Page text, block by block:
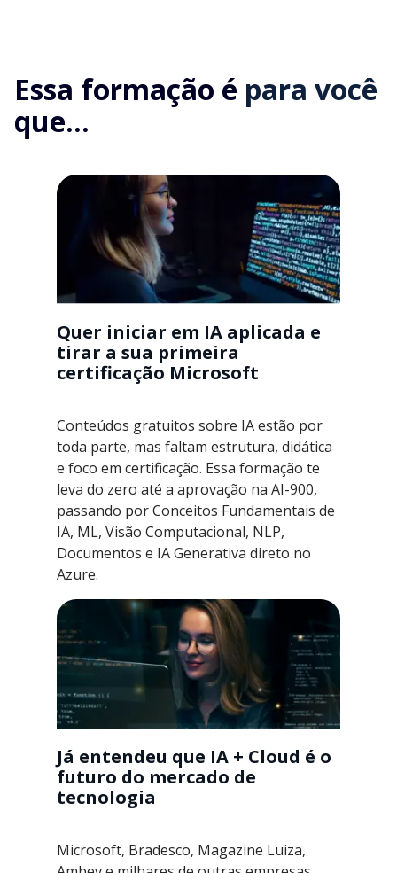
Essa formação é para você
que...
Quer iniciar em IA aplicada e
tirar a sua primeira
certificação Microsoft
Conteúdos gratuitos sobre IA estão por
toda parte, mas faltam estrutura, didática
e foco em certificação. Essa formação te
leva do zero até a aprovação na AI-900,
passando por Conceitos Fundamentais de
IA, ML, Visão Computacional, NLP,
Documentos e IA Generativa direto no
Azure.
Já entendeu que IA + Cloud é o
futuro do mercado de
tecnologia
Microsoft, Bradesco, Magazine Luiza,